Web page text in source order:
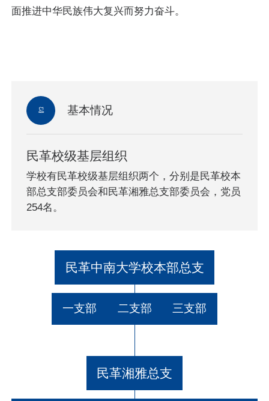
面推进中华民族伟大复兴而努力奋斗。
基本情况
民革校级基层组织
学校有民革校级基层组织两个，分别是民革校本
部总支部委员会和民革湘雅总支部委员会，党员
254名。
民革中南大学校本部总支
一支部 二支部 三支部
民革湘雅总支